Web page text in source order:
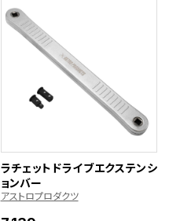
ラチェットドライブエクステンシ
ョンバー
アストロプロダクツ